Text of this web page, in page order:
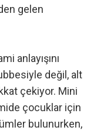
gelen
anlayışını
değil, alt
çekiyor. Mini
çocuklar için
bulunurken,